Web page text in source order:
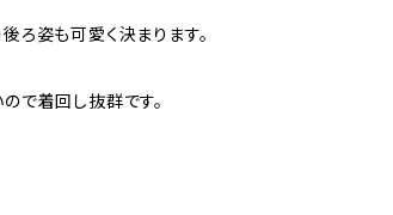
ろ姿も可愛く決まります。
で着回し抜群です。